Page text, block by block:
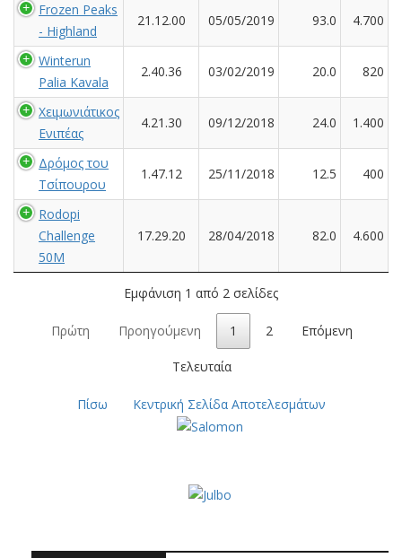
Frozen Peaks
- Highland
21.12.00 05/05/2019 93.0 4.700
Winterun
Palia Kavala
2.40.36 03/02/2019 20.0 820
Χειμωνιάτικος
Ενιπέας
4.21.30 09/12/2018 24.0 1.400
Δρόμος του
Τσίπουρου
1.47.12 25/11/2018 12.5 400
Rodopi
Challenge
50M
17.29.20 28/04/2018 82.0 4.600
Εμφάνιση 1 από 2 σελίδες
Πρώτη Προηγούμενη 1 2 Επόμενη
Τελευταία
Πίσω Κεντρική Σελίδα Αποτελεσμάτων